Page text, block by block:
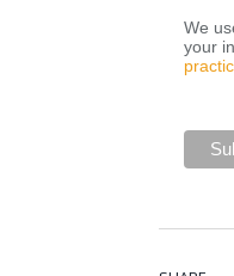
We
your